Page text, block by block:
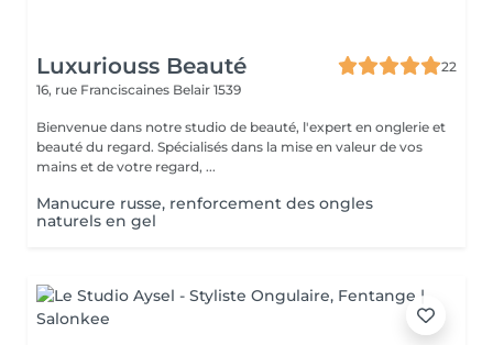
Luxuriouss Beauté
22
16, rue Franciscaines Belair 1539
Bienvenue dans notre studio de beauté, l'expert en onglerie et
beauté du regard. Spécialisés dans la mise en valeur de vos
mains et de votre regard, ...
Manucure russe, renforcement des ongles
naturels en gel